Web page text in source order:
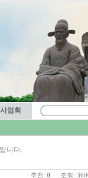
업회
니다.
ㆍ추천: 0 ㆍ조회: